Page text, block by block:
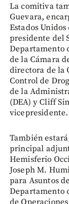
La comitiva
Guevara,
Estados
presidente del
Departamento
de la Cámara
directora de la
Control de
de la
(DEA) y Cliff
vicepresidente.
También
principal
Hemisferio
Joseph M.
para Asuntos
Departamento